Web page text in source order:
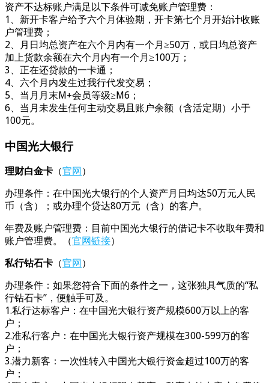
资产不达标账户满足以下条件可减免账户管理费：
1、新开卡客户给予六个月体验期，开卡第七个月开始计收账
户管理费；
2、月日均总资产在六个月内有一个月≥50万，或日均总资产
加上货款余额在六个月内有一个月≥100万；
3、正在还贷款的一卡通；
4、六个月内发生过我行代发交易；
5、当月月末M+会员等级≥M6；
6、当月未发生任何主动交易且账户余额（含活定期）小于
100元。
中国光大银行
理财白金卡 （官网 ）
办理条件：在中国光大银行的个人资产月日均达50万元人民
币（含）；或办理个贷达80万元（含）的客户。
年费及账户管理费：目前中国光大银行的借记卡不收取年费和
账户管理费。（官网链接）
私行钻石卡 （官网 ）
办理条件：如果您符合下面的条件之一，这张独具气质的“私
行钻石卡”，便触手可及。
1.私行达标客户：在中国光大银行资产规模600万以上的客
户；
2.准私行客户：在中国光大银行资产规模在300-599万的客
户；
3.潜力新客：一次性转入中国光大银行资金超过100万的客
户；